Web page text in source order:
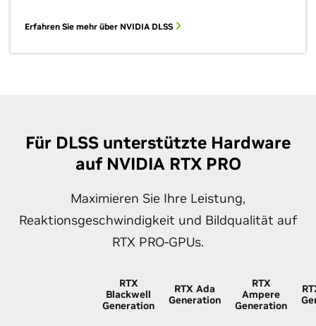
Erfahren Sie mehr über NVIDIA DLSS
Für DLSS unterstützte Hardware
auf NVIDIA RTX PRO
Maximieren Sie Ihre Leistung,
Reaktionsgeschwindigkeit und Bildqualität auf
RTX PRO-GPUs.
RTX
Blackwell
Generation
RTX Ada
Generation
RTX
Ampere
Generation